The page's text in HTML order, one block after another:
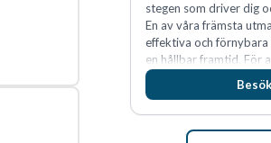
stegen som driver dig
En av våra främsta
effektiva och
en hållbar framtid. För
fler medarbetare som